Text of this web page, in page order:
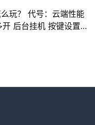
玩？ 代号：云端性能
后台挂机 按键设置